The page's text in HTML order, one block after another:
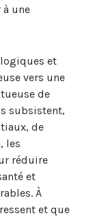
une
et
vers une
de
subsistent,
de
les
réduire
et
À
et que